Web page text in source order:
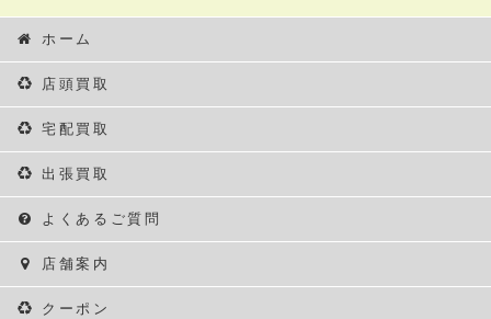
ホーム
店頭買取
宅配買取
出張買取
よくあるご質問
店舗案内
クーポン